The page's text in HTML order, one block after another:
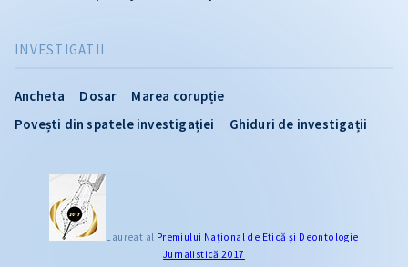
INVESTIGATII
Ancheta Dosar
Marea corupție
Povești din spatele investigației
Ghiduri de investigații
Laureat al Premiului Naţional de Etică și Deontologie
Jurnalistică 2017